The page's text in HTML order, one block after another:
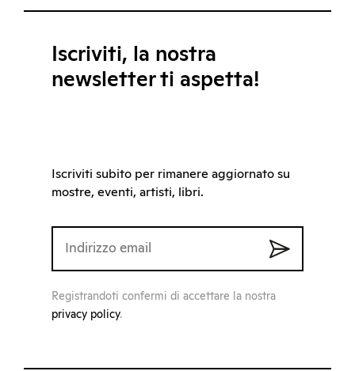
Iscriviti, la nostra
newsletter ti aspetta!
Iscriviti subito per rimanere aggiornato su
mostre, eventi, artisti, libri.
Registrandoti confermi di accettare la nostra
privacy policy.